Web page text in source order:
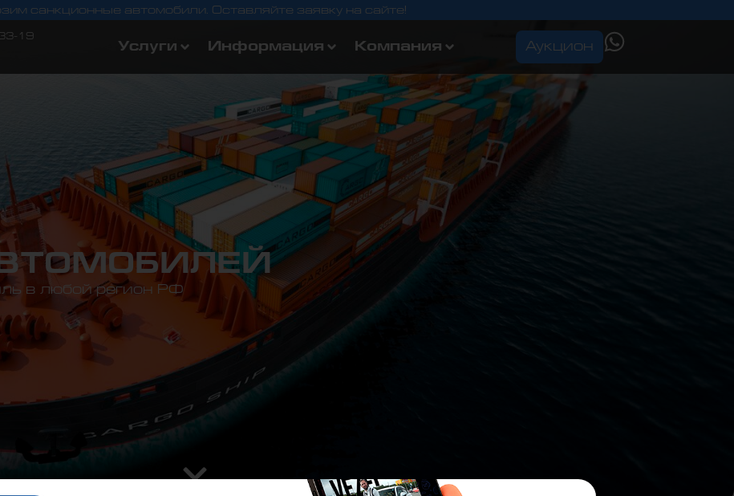
санкционные автомобили. Оставляйте заявку на сайте!
19
Услуги Информация Компания Аукцион
в любой регион РФ